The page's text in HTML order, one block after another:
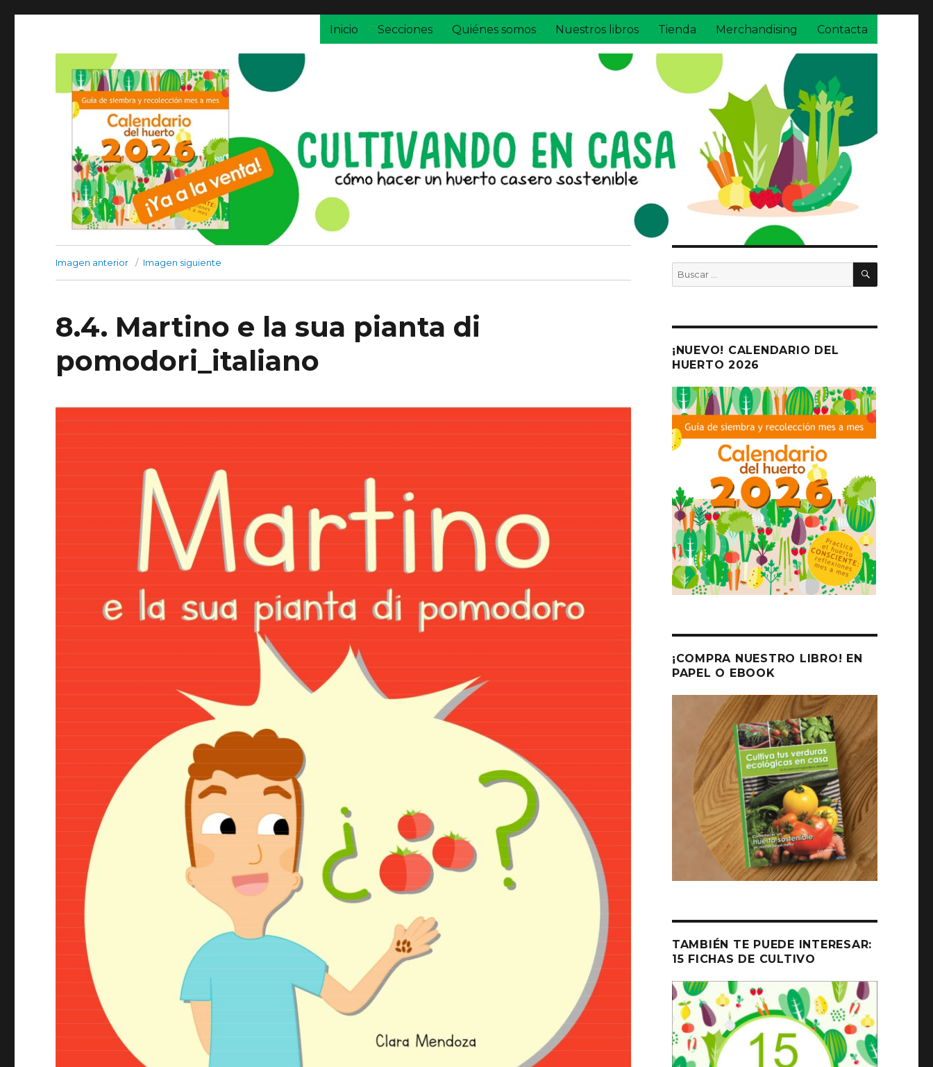
Inicio Secciones Quiénes somos Nuestros libros Tienda Merchandising Contacta
Imagen anterior Imagen siguiente
8.4. Martino e la sua pianta di
pomodori_italiano
Buscar
por:
BUSCAR
¡NUEVO! CALENDARIO DEL
HUERTO 2026
¡COMPRA NUESTRO LIBRO! EN
PAPEL O EBOOK
TAMBIÉN TE PUEDE INTERESAR:
15 FICHAS DE CULTIVO